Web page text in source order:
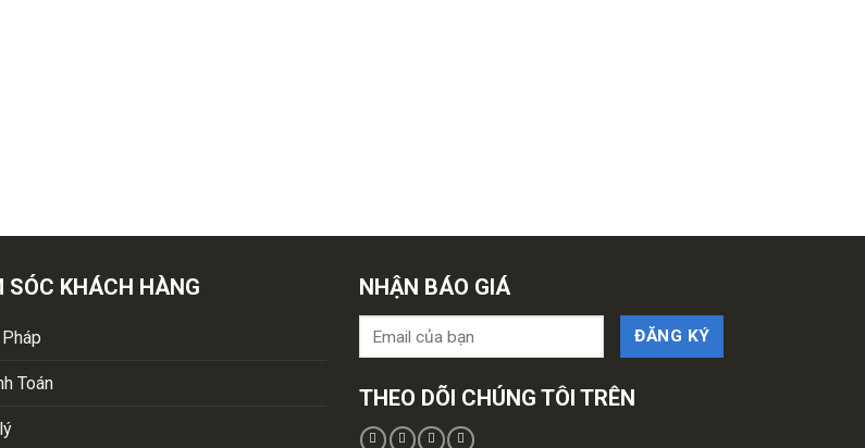
SÓC KHÁCH HÀNG
Toán
NHẬN BÁO GIÁ
THEO DÕI CHÚNG TÔI TRÊN